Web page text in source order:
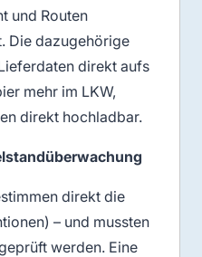
und Routen
Die dazugehörige
direkt aufs
mehr im LKW,
direkt hochladbar.
direkt die
– und mussten
werden. Eine